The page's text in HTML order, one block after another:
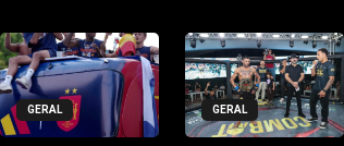
GERAL GERAL